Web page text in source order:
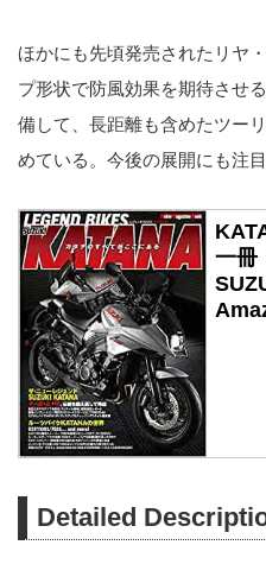
ほかにも先頃発売されたリヤ
プ形状で防風効果を期待させ
備して、長距離も含めたツー
めている。今後の展開にも注目
一冊
Detailed